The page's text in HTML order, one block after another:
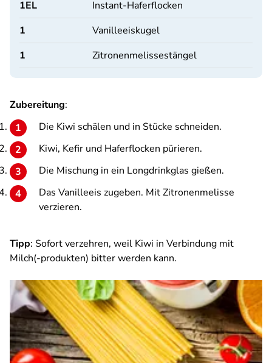
1EL
Instant-Haferflocken
1
Vanilleeiskugel
1
Zitronenmelissestängel
Zubereitung:
Die Kiwi schälen und in Stücke schneiden.
Kiwi, Kefir und Haferflocken pürieren.
Die Mischung in ein Longdrinkglas gießen.
Das Vanilleeis zugeben. Mit Zitronenmelisse
verzieren.
Tipp: Sofort verzehren, weil Kiwi in Verbindung mit
Milch(-produkten) bitter werden kann.